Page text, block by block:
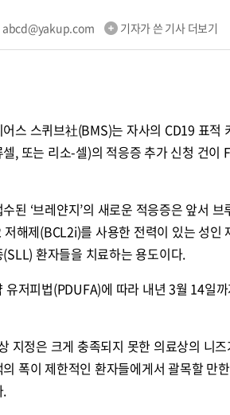
abcd@yakup.com 기자가 쓴 기사 더보기
스 스퀴브社(BMS)는 자사의 CD19 표적
, 또는 리소-셀)의 적응증 추가 신청 건이
된 ‘브레얀지’의 새로운 적응증은 앞서
해제(BCL2i)를 사용한 전력이 있는 성
환자들을 치료하는 용도이다.
유저피법(PDUFA)에 따라 내년 3월 14일
지정은 크게 충족되지 못한 의료상의 니
폭이 제한적인 환자들에게서 괄목할 만
.